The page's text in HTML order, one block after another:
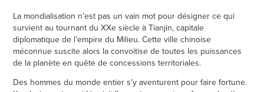
La mondialisation n’est pas un vain mot pour désigner ce qui
survient au tournant du XXe siècle à Tianjin, capitale
diplomatique de l’empire du Milieu. Cette ville chinoise
méconnue suscite alors la convoitise de toutes les puissances
de la planète en quête de concessions territoriales.
Des hommes du monde entier s’y aventurent pour faire fortune.